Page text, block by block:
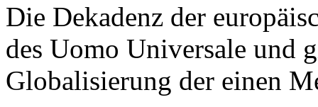
Die Dekadenz der
des Uomo Universale und
Globalisierung der einen